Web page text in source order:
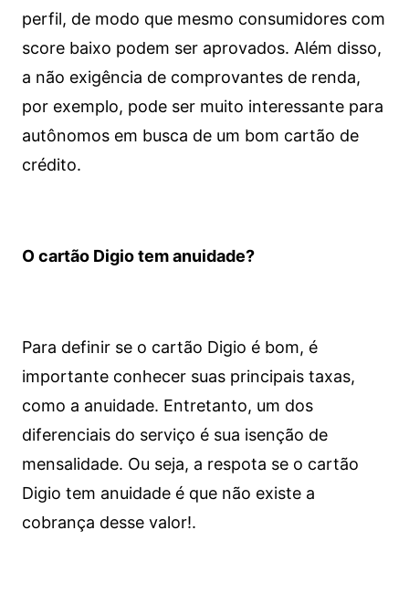
perfil, de modo que mesmo consumidores com
score baixo podem ser aprovados. Além disso,
a não exigência de comprovantes de renda,
por exemplo, pode ser muito interessante para
autônomos em busca de um bom cartão de
crédito.
O cartão Digio tem anuidade?
Para definir se o cartão Digio é bom, é
importante conhecer suas principais taxas,
como a anuidade. Entretanto, um dos
diferenciais do serviço é sua isenção de
mensalidade. Ou seja, a respota se o cartão
Digio tem anuidade é que não existe a
cobrança desse valor!.